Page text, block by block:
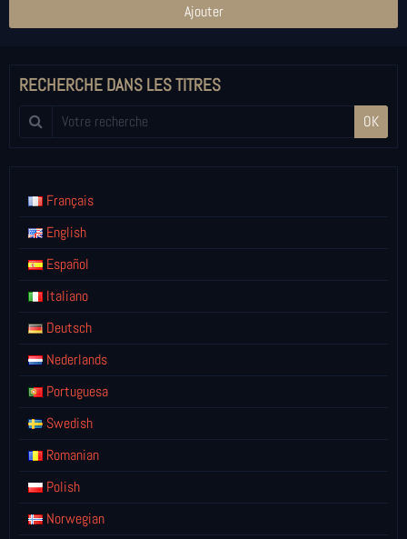
Ajouter
RECHERCHE DANS LES TITRES
OK
Français
English
Español
Italiano
Deutsch
Nederlands
Portuguesa
Swedish
Romanian
Polish
Norwegian